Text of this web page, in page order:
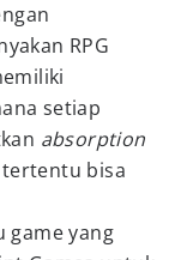
RPG
setiap
absorption
bisa
game yang